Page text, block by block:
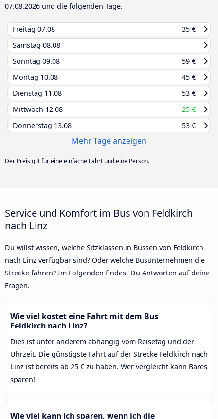
07.08.2026 und die folgenden Tage.
Freitag 07.08
35 €
Samstag 08.08
Sonntag 09.08
59 €
Montag 10.08
45 €
Dienstag 11.08
53 €
Mittwoch 12.08
25 €
Donnerstag 13.08 53 €
Mehr Tage anzeigen
Der Preis gilt für eine einfache Fahrt und eine Person.
Service und Komfort im Bus von Feldkirch
nach Linz
Du willst wissen, welche Sitzklassen in Bussen von Feldkirch
nach Linz verfügbar sind? Oder welche Busunternehmen die
Strecke fahren? Im Folgenden findest Du Antworten auf deine
Fragen.
Wie viel kostet eine Fahrt mit dem Bus
Feldkirch nach Linz?
Dies ist unter anderem abhängig vom Reisetag und der
Uhrzeit. Die günstigste Fahrt auf der Strecke Feldkirch nach
Linz ist bereits ab 25 € zu haben. Wer vergleicht kann Bares
sparen!
Wie viel kann ich sparen, wenn ich die